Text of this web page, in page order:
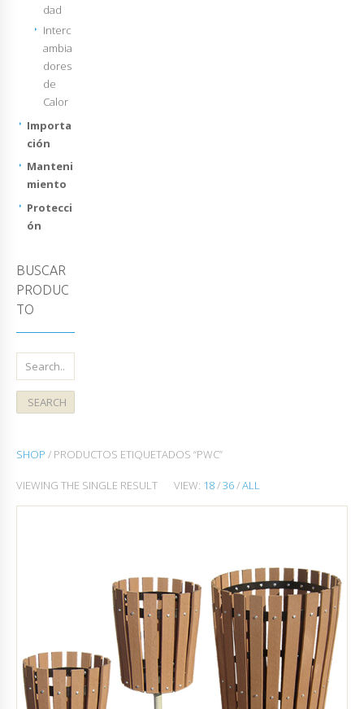
dad
Interc
ambia
dores
de
Calor
Importa
ción
Manteni
miento
Protecci
ón
BUSCAR
PRODUC
TO
SHOP / PRODUCTOS ETIQUETADOS “PWC”
VIEWING THE SINGLE RESULT VIEW: 18/36/ALL